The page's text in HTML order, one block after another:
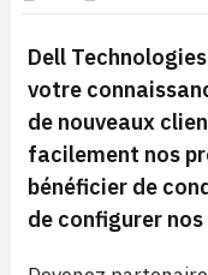
Dell
votre
de nouveaux
facilement nos
bénéficier de
de configurer